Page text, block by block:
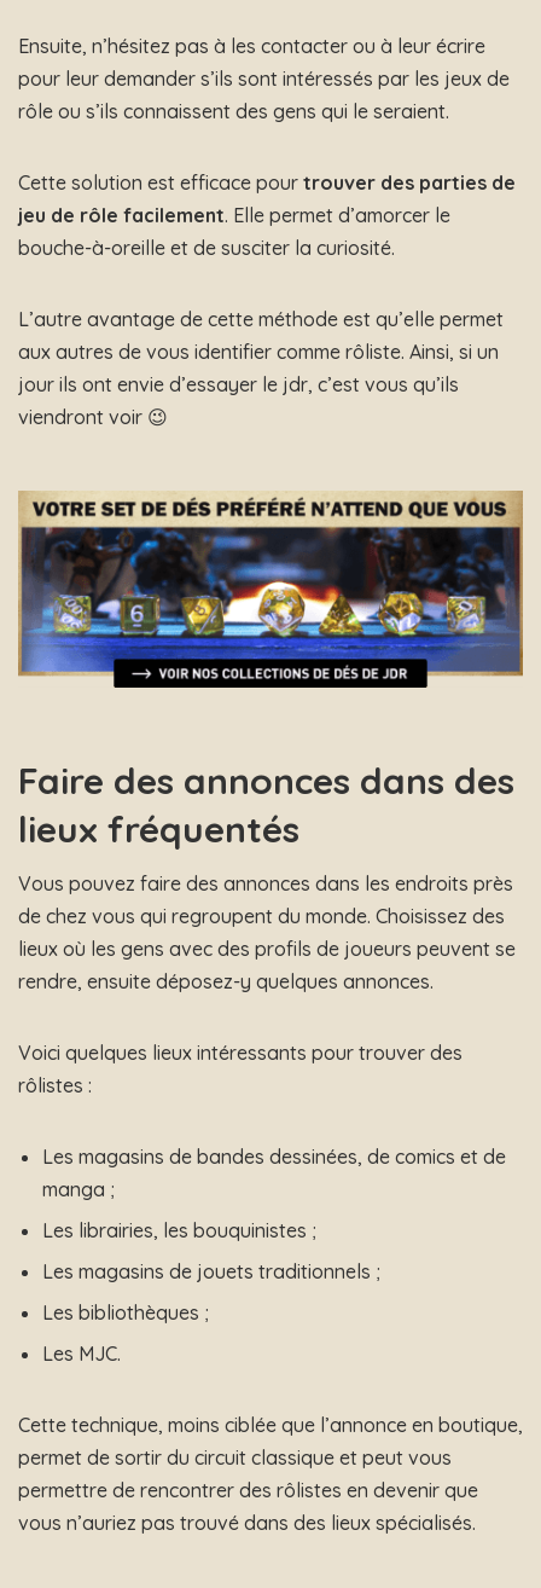
Ensuite, n’hésitez pas à les contacter ou à leur écrire
pour leur demander s’ils sont intéressés par les jeux de
rôle ou s’ils connaissent des gens qui le seraient.
Cette solution est efficace pour trouver des parties de
jeu de rôle facilement. Elle permet d’amorcer le
bouche-à-oreille et de susciter la curiosité.
L’autre avantage de cette méthode est qu’elle permet
aux autres de vous identifier comme rôliste. Ainsi, si un
jour ils ont envie d’essayer le jdr, c’est vous qu’ils
viendront voir 😉
Faire des annonces dans des
lieux fréquentés
Vous pouvez faire des annonces dans les endroits près
de chez vous qui regroupent du monde. Choisissez des
lieux où les gens avec des profils de joueurs peuvent se
rendre, ensuite déposez-y quelques annonces.
Voici quelques lieux intéressants pour trouver des
rôlistes :
Les magasins de bandes dessinées, de comics et de
manga ;
Les librairies, les bouquinistes ;
Les magasins de jouets traditionnels ;
Les bibliothèques ;
Les MJC.
Cette technique, moins ciblée que l’annonce en boutique,
permet de sortir du circuit classique et peut vous
permettre de rencontrer des rôlistes en devenir que
vous n’auriez pas trouvé dans des lieux spécialisés.